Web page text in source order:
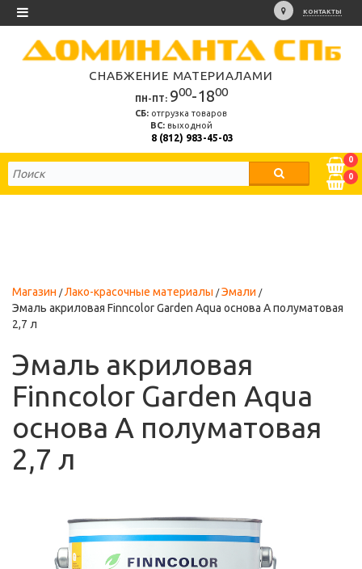
КОНТАКТЫ
СНАБЖЕНИЕ МАТЕРИАЛАМИ
ПН-ПТ: 900-1800
СБ: отгрузка товаров
ВС:выходной
8 (812) 983-45-03
0
0
Магазин Лако-красочные материалы
Эмали
Эмаль акриловая Finncolor Garden Aqua основа A полуматовая
2,7 л
Эмаль акриловая
Finncolor Garden Aqua
основа A полуматовая
2,7 л